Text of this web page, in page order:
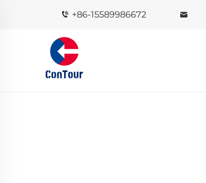
+86-15589986672